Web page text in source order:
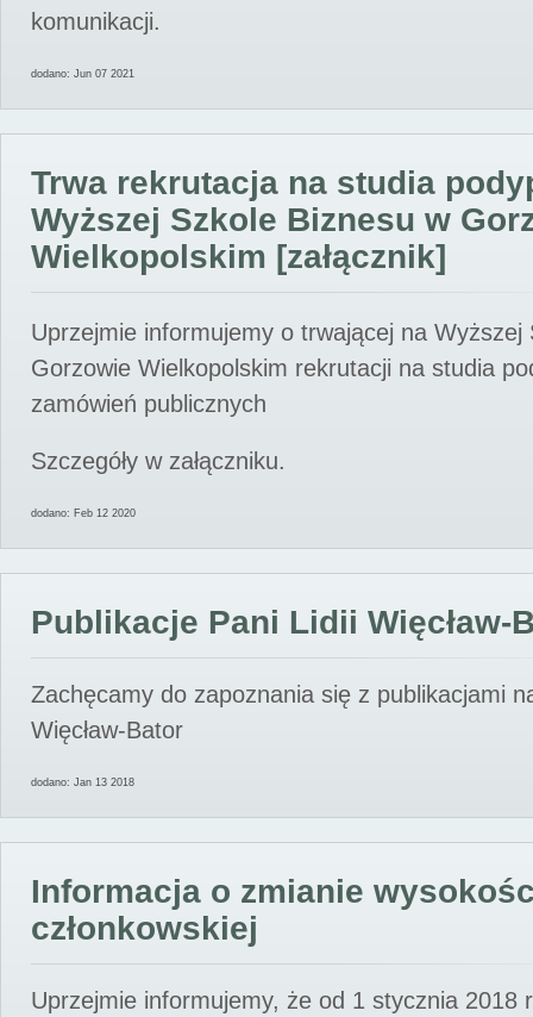
komunikacji.
dodano: Jun 07 2021
Trwa rekrutacja na studia
Wyższej Szkole Biznesu w
Wielkopolskim [załącznik]
Uprzejmie informujemy o trwającej na Wyższej
Gorzowie Wielkopolskim rekrutacji na studia
zamówień publicznych
Szczegóły w załączniku.
dodano: Feb 12 2020
Publikacje Pani Lidii Więcław-
Zachęcamy do zapoznania się z publikacjami
Więcław-Bator
dodano: Jan 13 2018
Informacja o zmianie
członkowskiej
Uprzejmie informujemy, że od 1 stycznia 2018